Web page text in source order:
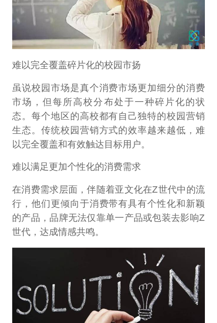
难以完全覆盖碎片化的校园市扬
虽说校园市场是真个消费市场更加细分的消费
市场，但每所高校分布处于一种碎片化的状
态。每个地区的高校都有自己独特的校园营销
生态。传统校园营销方式的效率越来越低，难
以完全覆盖和有效触达目标用户。
难以满足更加个性化的消费需求
在消费需求层面，伴随着亚文化在Z世代中的流
行，他们更倾向于消费带有具有个性化和新颖
的产品，品牌无法仅靠单一产品或包装去影响Z
世代，达成情感共鸣。